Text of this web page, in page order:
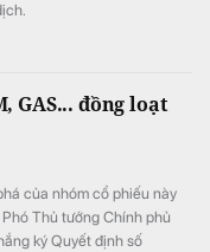
GAS... đồng loạt
của nhóm cổ phiếu này
Thủ tướng Chính phủ
ký Quyết định số